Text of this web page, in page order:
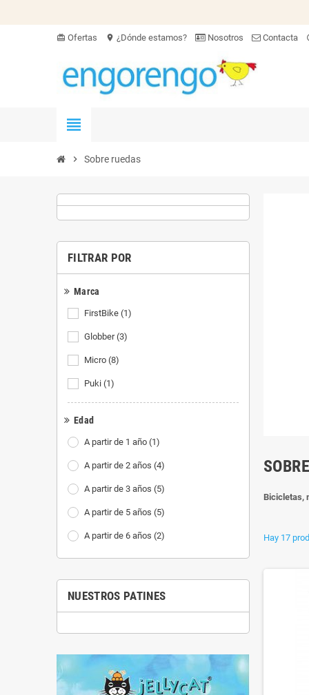
card_giftcard Ofertas location_on ¿Dónde estamos? Nosotros Contacta
view_headline
chevron_right Sobre ruedas
FILTRAR POR
Marca
FirstBike (1)
Globber (3)
Micro (8)
Puki (1)
Edad
A partir de 1 año (1)
A partir de 2 años (4)
A partir de 3 años (5)
A partir de 5 años (5)
A partir de 6 años (2)
NUESTROS PATINES
Bicicletas,
Hay 17